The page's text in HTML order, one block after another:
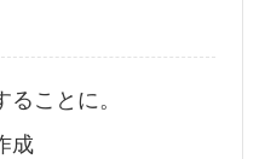
ことに。
成